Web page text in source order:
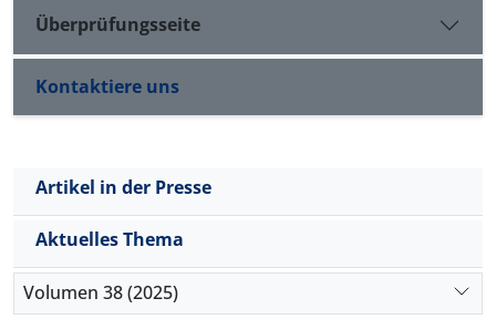
Überprüfungsseite
Kontaktiere uns
Artikel in der Presse
Aktuelles Thema
Volumen 38 (2025)